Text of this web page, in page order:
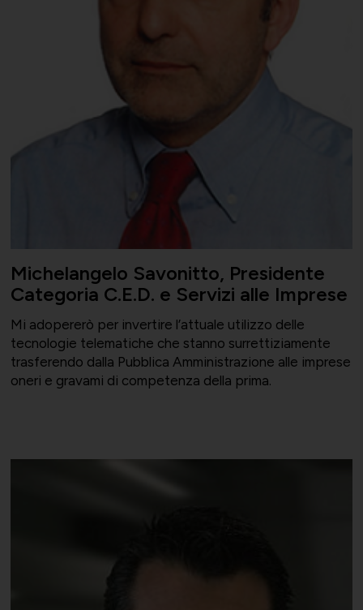
Michelangelo Savonitto, Presidente
Categoria C.E.D. e Servizi alle Imprese
Mi adopererò per invertire l’attuale utilizzo delle
tecnologie telematiche che stanno surrettiziamente
trasferendo dalla Pubblica Amministrazione alle imprese
oneri e gravami di competenza della prima.